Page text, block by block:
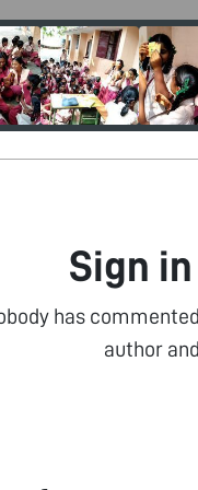
Sign
has
author